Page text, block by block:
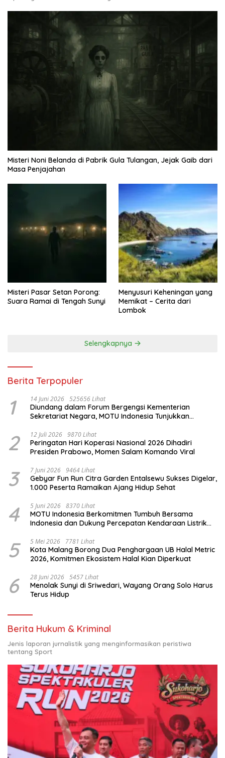
Misteri Noni Belanda di Pabrik Gula Tulangan, Jejak Gaib dari
Masa Penjajahan
Misteri Pasar Setan Porong:
Suara Ramai di Tengah Sunyi
Menyusuri Keheningan yang
Memikat – Cerita dari
Lombok
Selengkapnya
Berita Terpopuler
1 14 Juni 2026 525656 Lihat
Diundang dalam Forum Bergengsi Kementerian
Sekretariat Negara, MOTU Indonesia Tunjukkan
2 12 Juli 2026 9870 Lihat
Peringatan Hari Koperasi Nasional 2026 Dihadiri
Presiden Prabowo, Momen Salam Komando Viral
3 7 Juni 2026 9464 Lihat
Gebyar Fun Run Citra Garden Entalsewu Sukses Digelar,
1.000 Peserta Ramaikan Ajang Hidup Sehat
4 5 Juni 2026 8370 Lihat
MOTU Indonesia Berkomitmen Tumbuh Bersama
Indonesia dan Dukung Percepatan Kendaraan Listrik
5 5 Mei 2026 7781 Lihat
Kota Malang Borong Dua Penghargaan UB Halal Metric
2026, Komitmen Ekosistem Halal Kian Diperkuat
6 28 Juni 2026 5457 Lihat
Menolak Sunyi di Sriwedari, Wayang Orang Solo Harus
Terus Hidup
Berita Hukum & Kriminal
Jenis laporan jurnalistik yang menginformasikan peristiwa
tentang Sport